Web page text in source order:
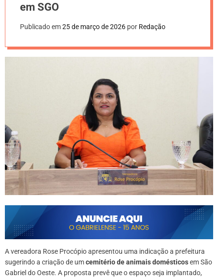
em SGO
Publicado em25 de março de 2026 por Redação
A vereadora Rose Procópio apresentou uma indicação a prefeitura
sugerindo a criação de umcemitério de animais domésticosem São
Gabriel do Oeste. A proposta prevê que o espaço seja implantado,